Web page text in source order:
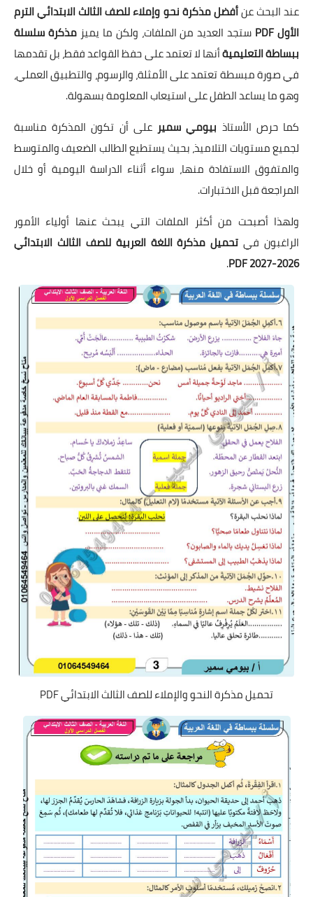
عند البحث عنأفضل مذكرة نحو وإملاء للصف الثالث الابتدائي الترم
الأول PDF
ستجد العديد من الملفات، ولكن ما يميزمذكرة سلسلة
ببساطة التعليميةأنها لا تعتمد على حفظ القواعد فقط، بل تقدمها
في صورة مبسطة تعتمد على الأمثلة، والرسوم، والتطبيق العملي،
وهو ما يساعد الطفل على استيعاب المعلومة بسهولة.
كما حرص الأستاذ بيومي سمير على أن تكون المذكرة مناسبة
لجميع مستويات التلاميذ، بحيث يستطيع الطالب الضعيف والمتوسط
والمتفوق الاستفادة منها، سواء أثناء الدراسة اليومية أو خلال
المراجعة قبل الاختبارات.
ولهذا أصبحت من أكثر الملفات التي يبحث عنها أولياء الأمور
الراغبون في تحميل مذكرة اللغة العربية للصف الثالث الابتدائي
2026-2027 PDF
.
تحميل مذكرة النحو والإملاء للصف الثالث الابتدائي PDF